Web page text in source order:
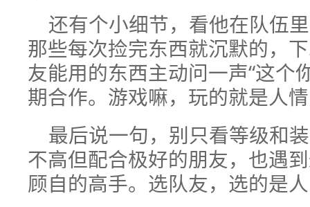
还有个小细节，看他在队伍
那些每次捡完东西就沉默的，
友能用的东西主动问一声“这个
期合作。游戏嘛，玩的就是人
最后说一句，别只看等级和
不高但配合极好的朋友，也遇
顾自的高手。选队友，选的是